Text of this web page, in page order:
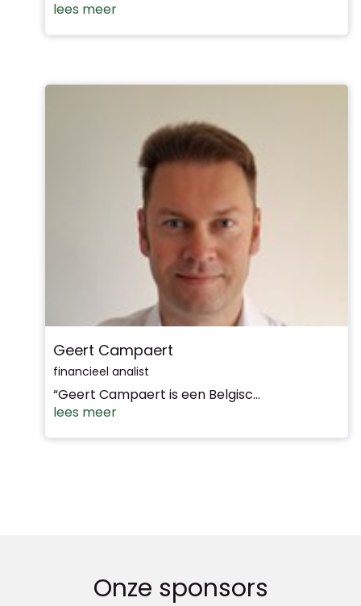
lees meer
Geert Campaert
financieel analist
“Geert Campaert is een Belgisc...
lees meer
Onze sponsors